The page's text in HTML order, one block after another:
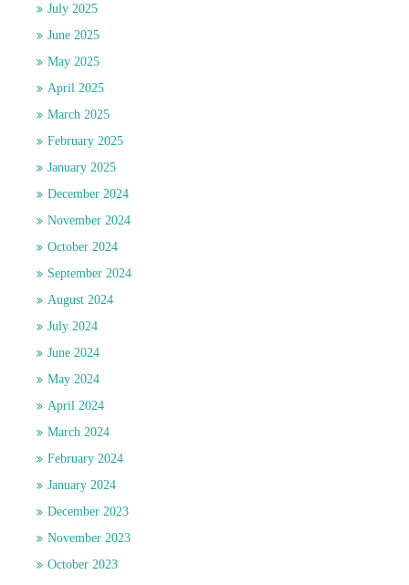
July 2025
June 2025
May 2025
April 2025
March 2025
February 2025
January 2025
December 2024
November 2024
October 2024
September 2024
August 2024
July 2024
June 2024
May 2024
April 2024
March 2024
February 2024
January 2024
December 2023
November 2023
October 2023